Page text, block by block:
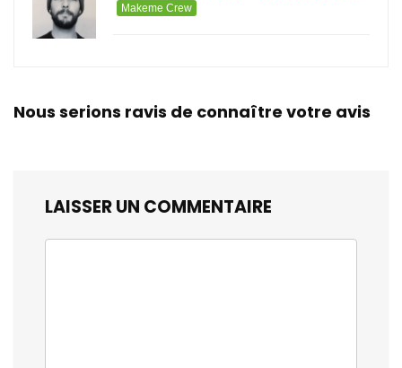
Makeme Crew
Nous serions ravis de connaître votre avis
LAISSER UN COMMENTAIRE